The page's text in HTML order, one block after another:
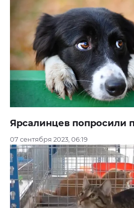
Ярсалинцев попросили
07 сентября 2023, 06:19